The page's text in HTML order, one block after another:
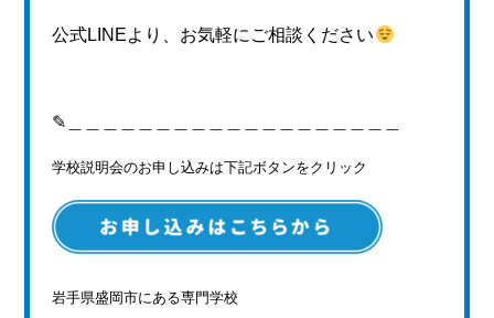
公式LINEより、お気軽にご相談ください
✎＿＿＿＿＿＿＿＿＿＿＿＿＿＿＿＿＿＿＿
学校説明会のお申し込みは下記ボタンをクリック
岩手県盛岡市にある専門学校